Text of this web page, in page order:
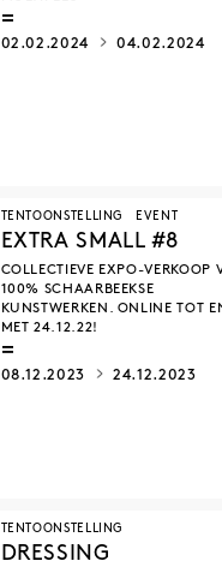
02.02.2024 04.02.2024
TENTOONSTELLING EVENT
EXTRA SMALL #8
COLLECTIEVE EXPO-VERKOOP
100% SCHAARBEEKSE
KUNSTWERKEN. ONLINE TOT
MET 24.12.22!
08.12.2023 24.12.2023
TENTOONSTELLING
DRESSING